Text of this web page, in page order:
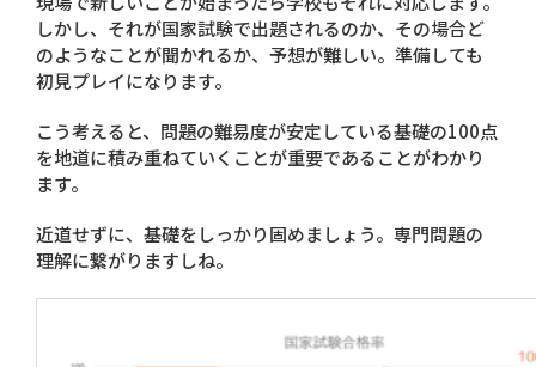
しかし、それが国家試験で出題されるのか、その場合ど
のようなことが聞かれるか、予想が難しい。準備しても
初見プレイになります。
こう考えると、問題の難易度が安定している基礎の100点
を地道に積み重ねていくことが重要であることがわかり
ます。
近道せずに、基礎をしっかり固めましょう。専門問題の
理解に繋がりますしね。